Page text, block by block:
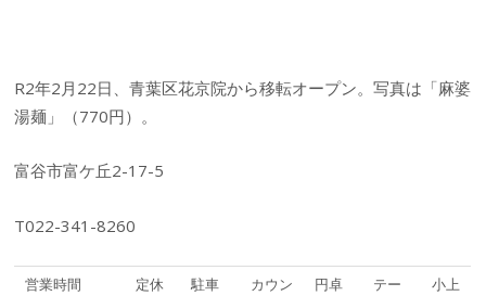
R2年2月22日、青葉区花京院から移転オープン。写真は「麻婆
湯麺」（770円）。
富谷市富ケ丘2-17-5
T022-341-8260
営業時間
定休
駐車
カウン
円卓
テー
小上